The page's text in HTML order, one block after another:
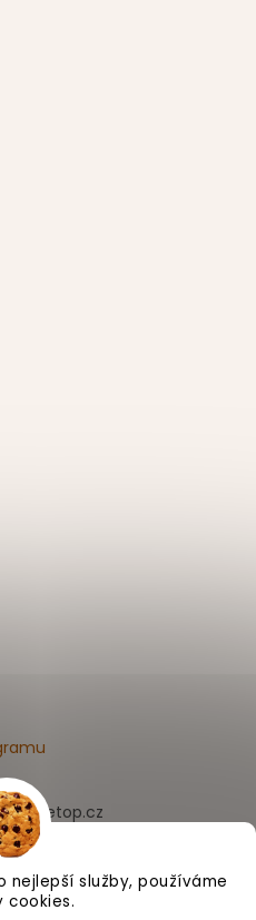
nejlepší služby, používáme
cookies.
Appletop.cz